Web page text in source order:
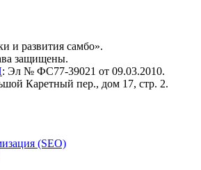
и развития самбо».
защищены.
: Эл № ФС77-39021 от 09.03.2010.
Каретный пер., дом 17, стр. 2.
(SEO)